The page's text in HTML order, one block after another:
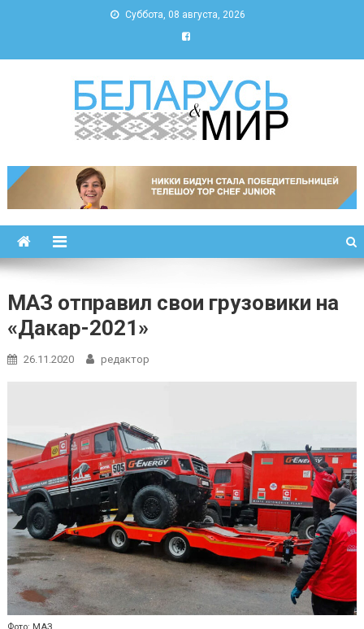
Суббота, 08 августа, 2026
Беларусь и мир
МАЗ отправил свои грузовики на
«Дакар-2021»
26.11.2020 редактор
Фото: МАЗ